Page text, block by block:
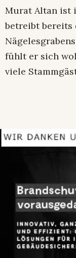
Murat Altan ist
betreibt bereits
fühlt er sich
viele